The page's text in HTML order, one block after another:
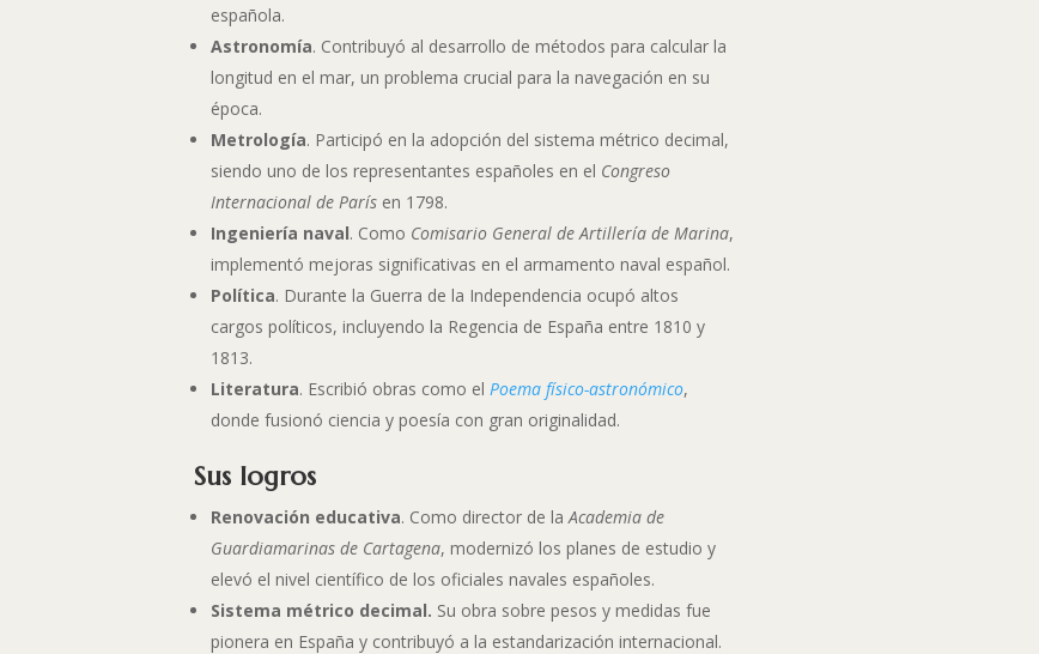
española.
Astronomía. Contribuyó al desarrollo de métodos para calcular la
longitud en el mar, un problema crucial para la navegación en su
época.
Metrología. Participó en la adopción del sistema métrico decimal,
siendo uno de los representantes españoles en el Congreso
Internacional de París en 1798.
Ingeniería naval. Como Comisario General de Artillería de Marina,
implementó mejoras significativas en el armamento naval español.
Política. Durante la Guerra de la Independencia ocupó altos
cargos políticos, incluyendo la Regencia de España entre 1810 y
1813.
Literatura. Escribió obras como elPoema físico-astronómico,
donde fusionó ciencia y poesía con gran originalidad.
Sus logros
Renovación educativa. Como director de laAcademia de
Guardiamarinas de Cartagena, modernizó los planes de estudio y
elevó el nivel científico de los oficiales navales españoles.
Sistema métrico decimal. Su obra sobre pesos y medidas fue
pionera en España y contribuyó a la estandarización internacional.